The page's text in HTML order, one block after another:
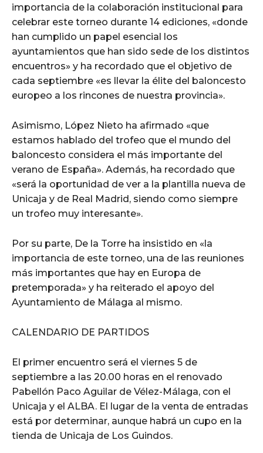
importancia de la colaboración institucional para
celebrar este torneo durante 14 ediciones, «donde
han cumplido un papel esencial los
ayuntamientos que han sido sede de los distintos
encuentros» y ha recordado que el objetivo de
cada septiembre «es llevar la élite del baloncesto
europeo a los rincones de nuestra provincia».
Asimismo, López Nieto ha afirmado «que
estamos hablado del trofeo que el mundo del
baloncesto considera el más importante del
verano de España». Además, ha recordado que
«será la oportunidad de ver a la plantilla nueva de
Unicaja y de Real Madrid, siendo como siempre
un trofeo muy interesante».
Por su parte, De la Torre ha insistido en «la
importancia de este torneo, una de las reuniones
más importantes que hay en Europa de
pretemporada» y ha reiterado el apoyo del
Ayuntamiento de Málaga al mismo.
CALENDARIO DE PARTIDOS
El primer encuentro será el viernes 5 de
septiembre a las 20.00 horas en el renovado
Pabellón Paco Aguilar de Vélez-Málaga, con el
Unicaja y el ALBA. El lugar de la venta de entradas
está por determinar, aunque habrá un cupo en la
tienda de Unicaja de Los Guindos.